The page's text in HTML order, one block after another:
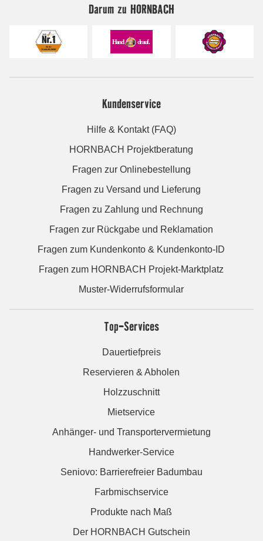
Darum zu HORNBACH
Kundenservice
Hilfe & Kontakt (FAQ)
HORNBACH Projektberatung
Fragen zur Onlinebestellung
Fragen zu Versand und Lieferung
Fragen zu Zahlung und Rechnung
Fragen zur Rückgabe und Reklamation
Fragen zum Kundenkonto & Kundenkonto-ID
Fragen zum HORNBACH Projekt-Marktplatz
Muster-Widerrufsformular
Top-Services
Dauertiefpreis
Reservieren & Abholen
Holzzuschnitt
Mietservice
Anhänger- und Transportervermietung
Handwerker-Service
Seniovo: Barrierefreier Badumbau
Farbmischservice
Produkte nach Maß
Der HORNBACH Gutschein